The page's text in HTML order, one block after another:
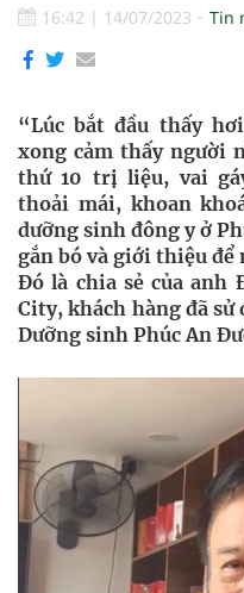
16:42 | 14/07/2023 Tin
“Lúc bắt đầu thấy
xong cảm thấy người
thứ 10 trị liệu, vai
thoải mái, khoan
dưỡng sinh đông y ở
gắn bó và giới thiệu
Đó là chia sẻ của
City, khách hàng đã
Dưỡng sinh Phúc An